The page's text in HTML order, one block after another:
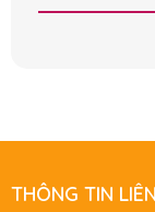
THÔNG TIN